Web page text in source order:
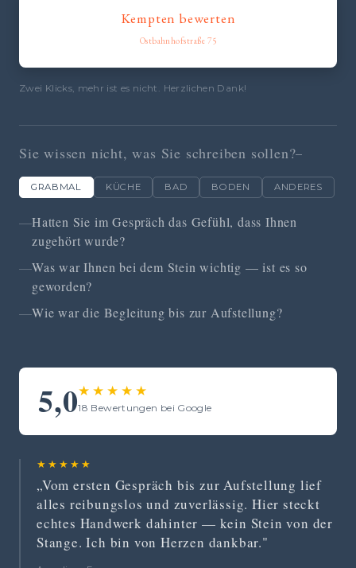
Kempten bewerten
Ostbahnhofstraße 75
Zwei Klicks, mehr ist es nicht. Herzlichen Dank!
Sie wissen nicht, was Sie schreiben sollen?
GRABMAL KÜCHE BAD BODEN ANDERES
Hatten Sie im Gespräch das Gefühl, dass Ihnen
zugehört wurde?
Was war Ihnen bei dem Stein wichtig — ist es so
geworden?
Wie war die Begleitung bis zur Aufstellung?
5,0★★★★★
18 Bewertungen bei Google
★★★★★
„Vom ersten Gespräch bis zur Aufstellung lief
alles reibungslos und zuverlässig. Hier steckt
echtes Handwerk dahinter — kein Stein von der
Stange. Ich bin von Herzen dankbar."